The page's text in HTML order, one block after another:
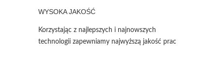
WYSOKA JAKOŚĆ
Korzystając z najlepszych i najnowszych
technologii zapewniamy najwyższą jakość prac